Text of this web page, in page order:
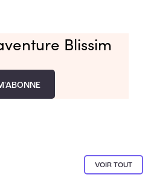
Blissim
VOIR TOUT